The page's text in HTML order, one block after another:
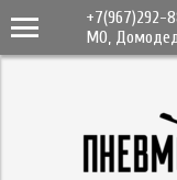
+7(967)292-
МО,